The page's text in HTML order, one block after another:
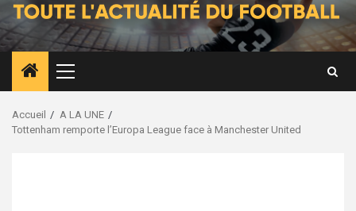
Menu
principal
Accueil
A LA UNE
Tottenham remporte l’Europa League face à Manchester United